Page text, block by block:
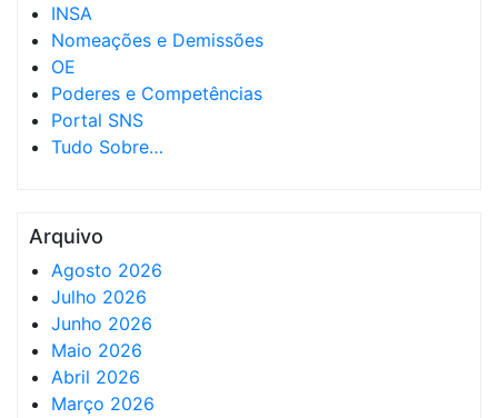
INSA
Nomeações e Demissões
OE
Poderes e Competências
Portal SNS
Tudo Sobre…
Arquivo
Agosto 2026
Julho 2026
Junho 2026
Maio 2026
Abril 2026
Março 2026